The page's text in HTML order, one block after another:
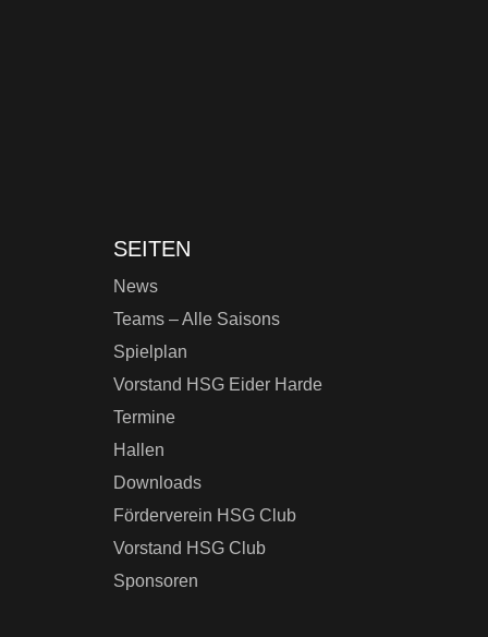
SEITEN
News
Teams – Alle Saisons
Spielplan
Vorstand HSG Eider Harde
Termine
Hallen
Downloads
Förderverein HSG Club
Vorstand HSG Club
Sponsoren